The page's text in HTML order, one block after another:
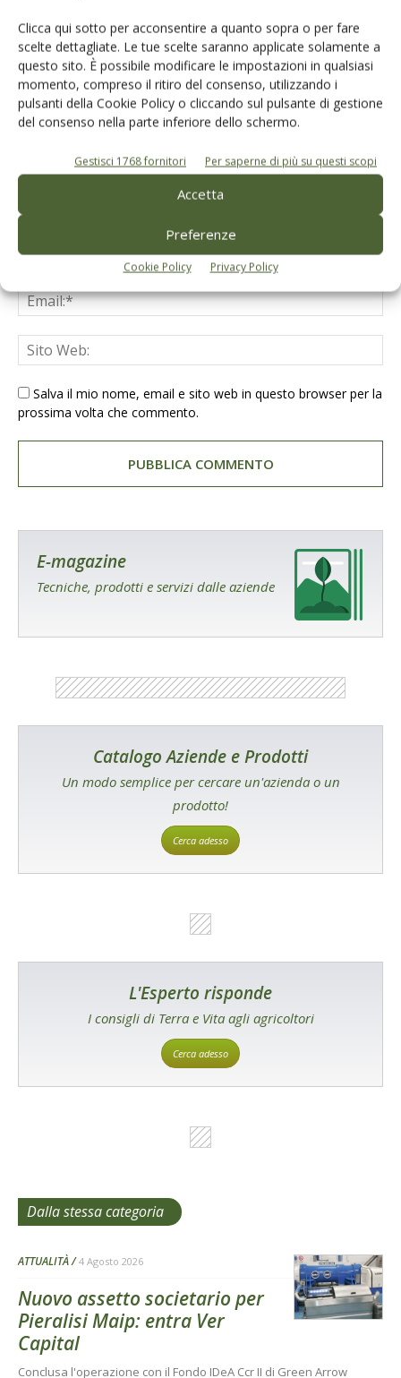
Clicca qui sotto per acconsentire a quanto sopra o per fare
scelte dettagliate. Le tue scelte saranno applicate solamente a
questo sito. È possibile modificare le impostazioni in qualsiasi
momento, compreso il ritiro del consenso, utilizzando i
pulsanti della Cookie Policy o cliccando sul pulsante di gestione
del consenso nella parte inferiore dello schermo.
Gestisci 1768 fornitori Per saperne di più su questi scopi
Accetta
Preferenze
Cookie Policy Privacy Policy
LASCIA UN COMMENTO
Salva il mio nome, email e sito web in questo browser per la
prossima volta che commento.
E-magazine
Tecniche, prodotti e servizi dalle aziende
Catalogo Aziende e Prodotti
Un modo semplice per cercare un'azienda o un
prodotto!
Cerca adesso
L'Esperto risponde
I consigli di Terra e Vita agli agricoltori
Cerca adesso
Dalla stessa categoria
ATTUALITÀ 4 Agosto 2026
Nuovo assetto societario per
Pieralisi Maip: entra Ver
Capital
Conclusa l'operazione con il Fondo IDeA Ccr II di Green Arrow